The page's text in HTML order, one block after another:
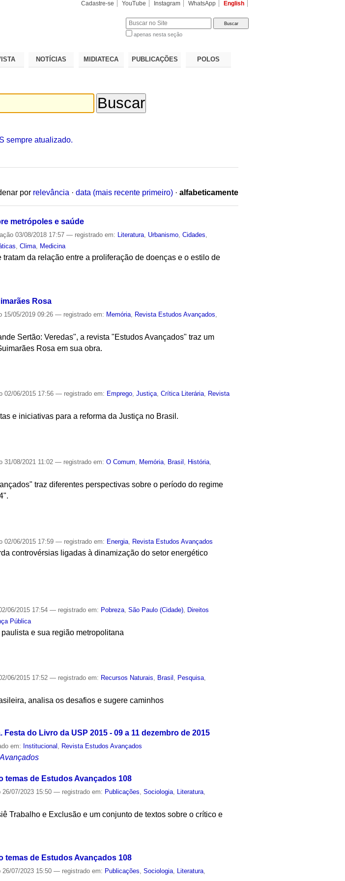
Cadastre-se YouTube Instagram WhatsApp English
apenas nesta seção
NOTÍCIAS MIDIATECA PUBLICAÇÕES POLOS
sempre atualizado.
por relevância · data (mais recente primeiro) · alfabeticamente
metrópoles e saúde
03/08/2018 17:57— registrado em: Literatura Urbanismo ,Cidades
,Clima Medicina
da relação entre a proliferação de doenças e o estilo de
Rosa
15/05/2019 09:26— registrado em: Memória Revista Estudos Avançados
Sertão: Veredas", a revista "Estudos Avançados" traz um
Rosa em sua obra.
02/06/2015 17:56— registrado em: Emprego,Justiça,Crítica Literária, Revista
e iniciativas para a reforma da Justiça no Brasil.
31/08/2021 11:02— registrado em:O Comum, Memória, Brasil , História,
traz diferentes perspectivas sobre o período do regime
02/06/2015 17:59— registrado em: Energia Revista Estudos Avançados
controvérsias ligadas à dinamização do setor energético
06/2015 17:54— registrado em: Pobreza ,São Paulo (Cidade) Direitos
Pública
e sua região metropolitana
06/2015 17:52— registrado em: Recursos Naturais, Brasil , Pesquisa,
analisa os desafios e sugere caminhos
do Livro da USP 2015 - 09 a 11 dezembro de 2015
em: Institucional Revista Estudos Avançados
temas de Estudos Avançados 108
26/07/2023 15:50— registrado em: Publicações ,Sociologia Literatura
Trabalho e Exclusão e um conjunto de textos sobre o crítico e
temas de Estudos Avançados 108
26/07/2023 15:50— registrado em: Publicações,Sociologia, Literatura,